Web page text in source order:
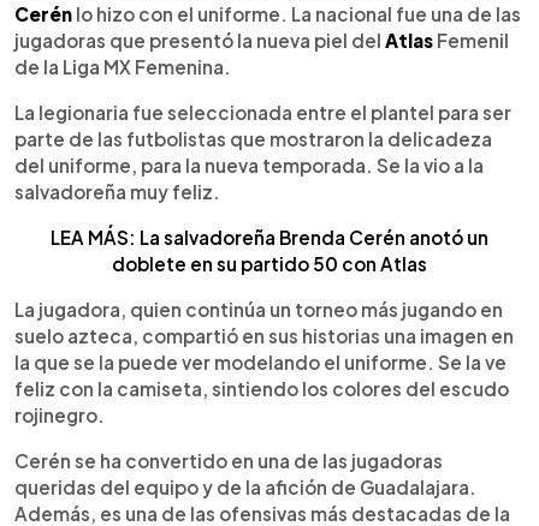
Cerén lo hizo con el uniforme. La nacional fue una de las
jugadoras que presentó la nueva piel del Atlas Femenil
de la Liga MX Femenina.
La legionaria fue seleccionada entre el plantel para ser
parte de las futbolistas que mostraron la delicadeza
del uniforme, para la nueva temporada. Se la vio a la
salvadoreña muy feliz.
LEA MÁS: La salvadoreña Brenda Cerén anotó un
doblete en su partido 50 con Atlas
La jugadora, quien continúa un torneo más jugando en
suelo azteca, compartió en sus historias una imagen en
la que se la puede ver modelando el uniforme. Se la ve
feliz con la camiseta, sintiendo los colores del escudo
rojinegro.
Cerén se ha convertido en una de las jugadoras
queridas del equipo y de la afición de Guadalajara.
Además, es una de las ofensivas más destacadas de la